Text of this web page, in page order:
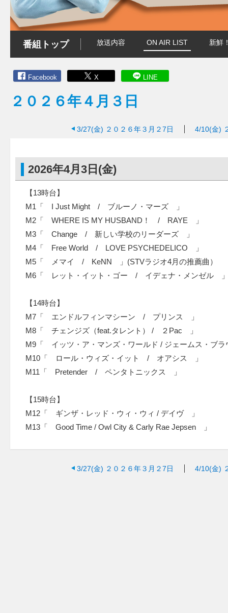
番組トップ 放送内容 ON AIR LIST 新鮮
Facebook X LINE
２０２６年４月３日
3/27(金) ２０２６年３月２7日 4/10(金)
2026年4月3日(金)
【13時台】
M1「 I Just Might / ブルーノ・マーズ 」
M2「 WHERE IS MY HUSBAND！ / RAYE 」
M3「 Change / 新しい学校のリーダーズ 」
M4「 Free World / LOVE PSYCHEDELICO 」
M5「 メマイ / KeNN 」(STVラジオ4月の推薦曲）
M6「 レット・イット・ゴー / イデェナ・メンゼル
【14時台】
M7「 エンドルフィンマシーン / プリンス 」
M8「 チェンジズ（feat.タレント） / ２Pac 」
M9「 イッツ・ア・マンズ・ワールド / ジェームス・ブ
M10「 ロール・ウィズ・イット / オアシス 」
M11「 Pretender / ペンタトニックス 」
【15時台】
M12「 ギンザ・レッド・ウィ・ウィ / デイヴ 」
M13「 Good Time / Owl City & Carly Rae Jepsen 」
3/27(金) ２０２６年３月２7日 4/10(金)